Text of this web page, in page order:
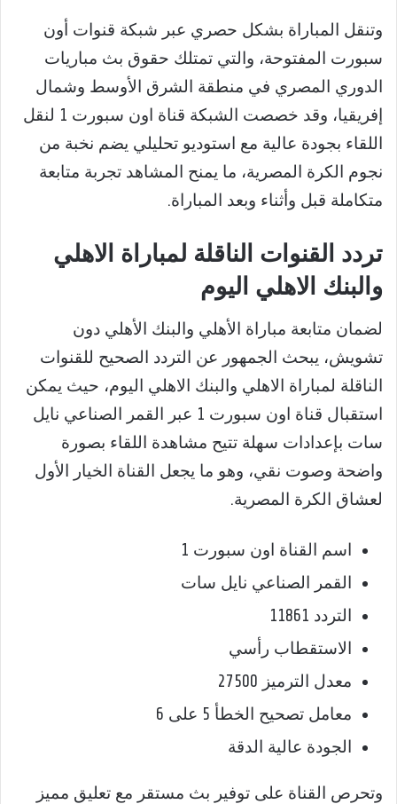
وتنقل المباراة بشكل حصري عبر شبكة قنوات أون
سبورت المفتوحة، والتي تمتلك حقوق بث مباريات
الدوري المصري في منطقة الشرق الأوسط وشمال
إفريقيا، وقد خصصت الشبكة قناة اون سبورت 1 لنقل
اللقاء بجودة عالية مع استوديو تحليلي يضم نخبة من
نجوم الكرة المصرية، ما يمنح المشاهد تجربة متابعة
متكاملة قبل وأثناء وبعد المباراة.
تردد القنوات الناقلة لمباراة الاهلي
والبنك الاهلي اليوم
لضمان متابعة مباراة الأهلي والبنك الأهلي دون
تشويش، يبحث الجمهور عن التردد الصحيح للقنوات
الناقلة لمباراة الاهلي والبنك الاهلي اليوم، حيث يمكن
استقبال قناة اون سبورت 1 عبر القمر الصناعي نايل
سات بإعدادات سهلة تتيح مشاهدة اللقاء بصورة
واضحة وصوت نقي، وهو ما يجعل القناة الخيار الأول
لعشاق الكرة المصرية.
اسم القناة اون سبورت 1
القمر الصناعي نايل سات
التردد 11861
الاستقطاب رأسي
معدل الترميز 27500
معامل تصحيح الخطأ 5 على 6
الجودة عالية الدقة
وتحرص القناة على توفير بث مستقر مع تعليق مميز